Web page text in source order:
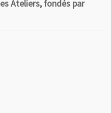
Ateliers, fondés par